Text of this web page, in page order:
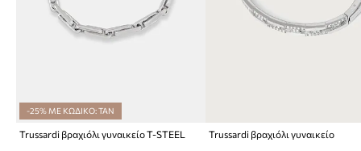
-25% ΜΕ ΚΩΔΙΚΟ: TAN
Trussardi βραχιόλι γυναικείο T-STEEL Trussardi βραχιόλι γυναικείο